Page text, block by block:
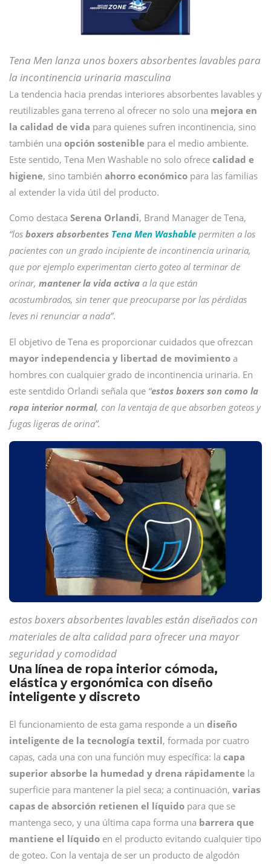
Tena Men lanza unos boxers absorbentes lavables para
la incontinencia urinaria masculina
La tendencia hacia prendas interiores absorbentes lavables y
reutilizables gana terreno al ofrecer no solo una mejora en
la calidad de vida para quienes sufren incontinencia, sino
también una opción sostenible para el medio ambiente.
Este sentido, Tena Men Washable no solo ofrece calidad e
higiene, sino también ahorro económico para las familias
al extender la vida útil del producto.
Como destaca Serena Orlandi, Brand Manager de Tena,
“los boxers absorbentes Tena Men Washable permiten a los
pacientes con un grado incipiente de incontinencia urinaria,
que por ejemplo experimentan cierto goteo al terminar de
orinar, mantener la vida activa a la que están
acostumbrados, sin tener que preocuparse por las pérdidas
leves ni renunciar a nada”.
El objetivo de Tena es proporcionar cuidados que ofrezcan
mayor independencia y libertad de movimiento a
hombres con cualquier grado de incontinencia urinaria. En
este sentdido Orlandi señala que “estos boxers son como la
ropa interior normal, con la ventaja de que absorben goteos y
fugas ligeras de orina”.
estos boxers absorbentes lavables están diseñados con
materiales de alta calidad para ofrecer una mayor
seguridad y comodidad
Una línea de ropa interior cómoda,
elástica y ergonómica con diseño
inteligente y discreto
El funcionamiento de esta gama responde a un diseño
inteligente de la tecnología textil, formada por cuatro
capas, cada una con una función muy específica: la capa
superior absorbe la humedad y drena rápidamente la
superficie para mantener la piel seca; a continuación, varias
capas de absorción retienen el líquido para que se
mantenga seco, y una última capa forma una barrera que
mantiene el líquido en el producto evitando cualquier tipo
de goteo. Con la ventaja de ser un producto de algodón